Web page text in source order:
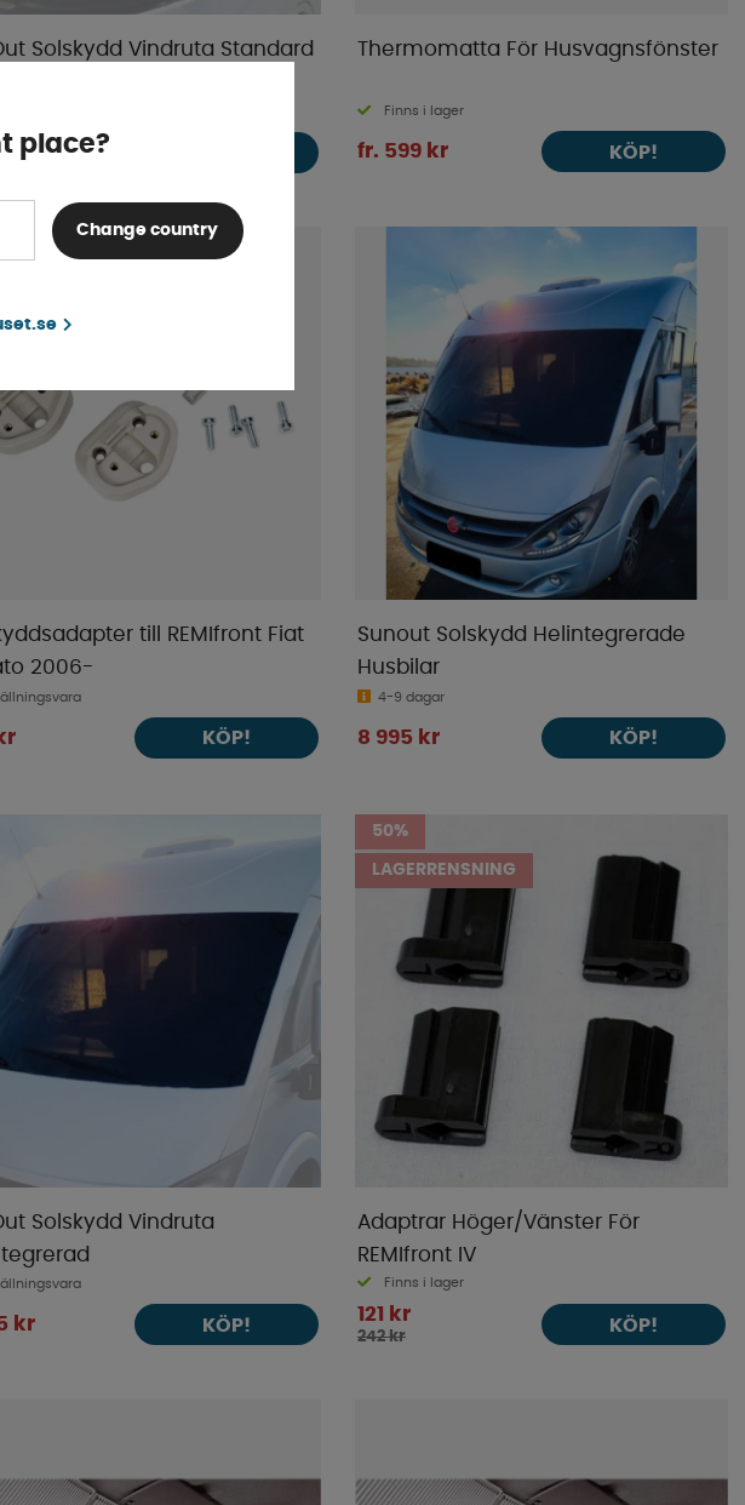
Solskydd Vindruta Standard
kr
Thermomatta För Husvagnsfönster
Finns i lager
fr. 599 kr KÖP!
till REMIfront Fiat
2006-
KÖP!
Sunout Solskydd Helintegrerade
Husbilar
4-9 dagar
8 995 kr KÖP!
Solskydd Vindruta
kr KÖP!
50%
LAGERRENSNING
Adaptrar Höger/Vänster För
REMIfront IV
Finns i lager
121 kr
242 kr
KÖP!
place?
Change country